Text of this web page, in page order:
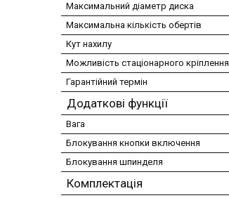
Максимальний діаметр диска
Максимальна кількість обертів
Кут нахилу
Можливість стаціонарного кріплення
Гарантійний термін
Додаткові функції
Вага
Блокування кнопки включення
Блокування шпинделя
Комплектація